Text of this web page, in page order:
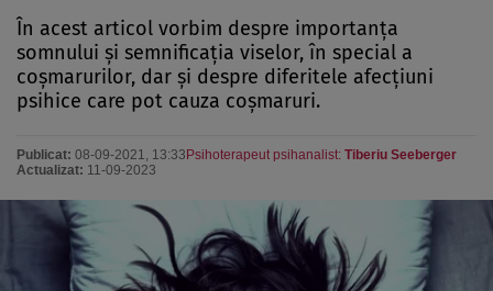
În acest articol vorbim despre importanța
somnului și semnificația viselor, în special a
coșmarurilor, dar și despre diferitele afecțiuni
psihice care pot cauza coșmaruri.
Publicat: 08-09-2021, 13:33
Actualizat: 11-09-2023
Psihoterapeut psihanalist: Tiberiu Seeberger